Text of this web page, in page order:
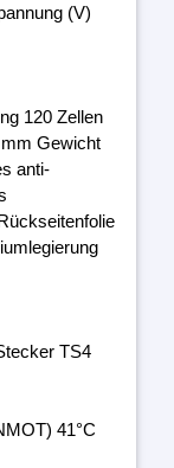
(V)
120 Zellen
Gewicht
anti-
TS4
41°C